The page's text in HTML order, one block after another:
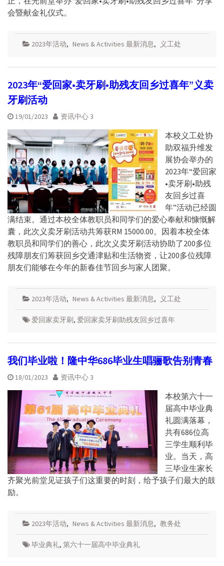
会暨献金礼仪式。
2023年活动, News & Activities 最新消息, 义工处
2023年“爱回家•卖牙刷•助残友回乡过喜年”义卖
牙刷活动
19/01/2023 资讯中心 3
本校义工处协
助双福升维发
展协会举办的
2023年“爱回家
•卖牙刷•助残
友回乡过喜
年”活动已经圆
满结束。通过本校全体教职员和同学们的爱心奉献和慷慨解
囊，此次义卖牙刷活动共筹获RM 15000.00。因着本校全体
教职员和同学们的善心，此次义卖牙刷活动协助了200多位
残障朋友们筹获回乡交通津贴和生活物资，让200多位残障
朋友们能够在今年的新春佳节回乡与家人团聚。
2023年活动, News & Activities 最新消息, 义工处
爱回家卖牙刷, 爱回家卖牙刷助残友回乡过喜年
我们毕业啦！隆中华686毕业生唱骊歌告别青春
18/01/2023 资讯中心 3
本校第六十一
届高中毕业典
礼圆满落幕，
共有686位高
三学生顺利毕
业。当天，高
三毕业生家长
齐聚光前堂见证孩子们这重要的时刻，给予孩子们最大的鼓
励。
2023年活动, News & Activities 最新消息, 教务处
毕业典礼, 第六十一届高中毕业典礼